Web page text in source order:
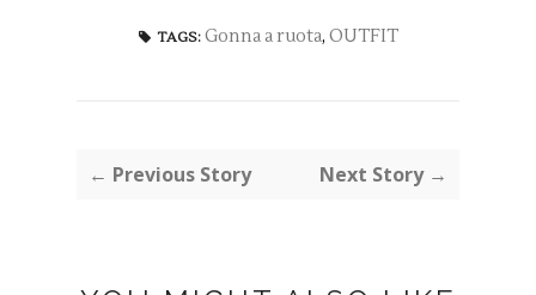
TAGS: Gonna a ruota, OUTFIT
← Previous Story Next Story →